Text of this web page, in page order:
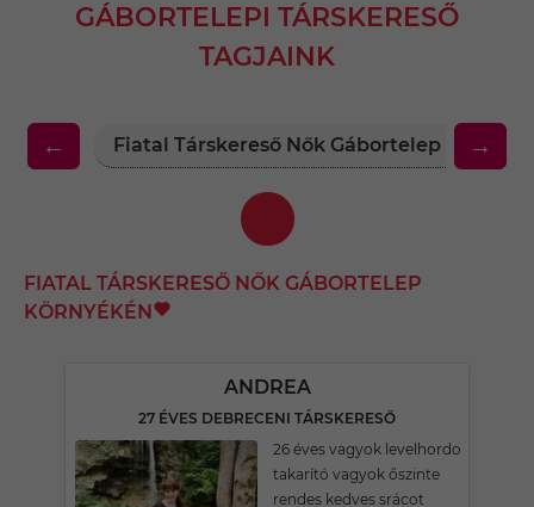
GÁBORTELEPI TÁRSKERESŐ
TAGJAINK
← Fiatal Társkereső Nők Gábortelep →
FIATAL TÁRSKERESŐ NŐK GÁBORTELEP
KÖRNYÉKÉN
ANDREA
27 ÉVES DEBRECENI TÁRSKERESŐ
26 éves vagyok levelhordo
takarító vagyok őszinte
rendes kedves srácot